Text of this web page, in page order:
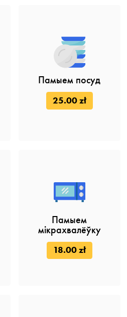
Памыем посуд
25.00 zł
Памыем
мікрахвалёўку
18.00 zł